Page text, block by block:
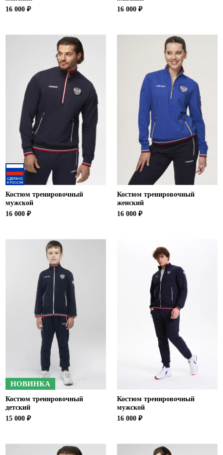
16 000 ₽
16 000 ₽
Костюм тренировочный
мужской
16 000 ₽
Костюм тренировочный
женский
16 000 ₽
НОВИНКА
Костюм тренировочный
детский
15 000 ₽
Костюм тренировочный
мужской
16 000 ₽